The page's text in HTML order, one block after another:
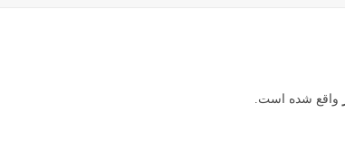
واقع شده است.